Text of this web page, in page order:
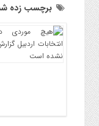
برچسب زده